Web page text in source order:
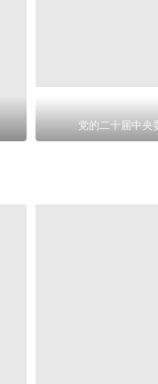
党的二十届中央